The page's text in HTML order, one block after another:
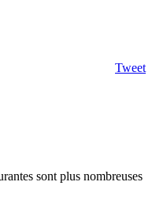
Tweet
sont plus nombreuses